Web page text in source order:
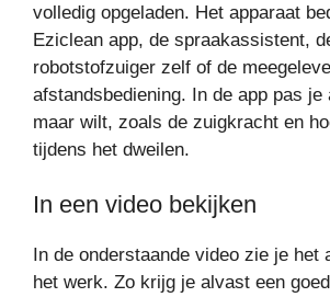
volledig opgeladen. Het apparaat
Eziclean app, de spraakassistent,
robotstofzuiger zelf of de
afstandsbediening. In de app pas je
maar wilt, zoals de zuigkracht en
tijdens het dweilen.
In een video bekijken
In de onderstaande video zie je het
het werk. Zo krijg je alvast een